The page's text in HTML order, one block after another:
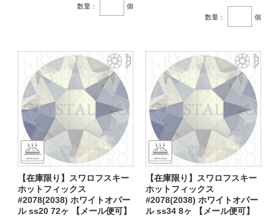
数量： 個
数量： 個
【在庫限り】スワロフスキー
ホットフィックス
#2078(2038) ホワイトオパー
ル ss20 72ヶ 【メール便可】
【在庫限り】スワロフスキー
ホットフィックス
#2078(2038) ホワイトオパー
ル ss34 8ヶ 【メール便可】